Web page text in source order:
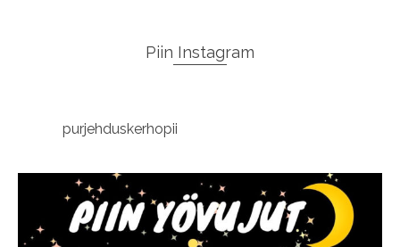
Piin Instagram
purjehduskerhopii